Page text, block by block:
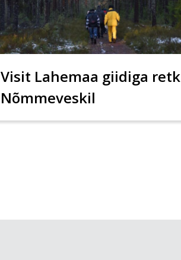
Visit Lahemaa giidiga retk
Nõmmeveskil